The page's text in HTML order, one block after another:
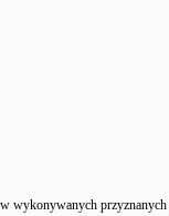
wykonywanych